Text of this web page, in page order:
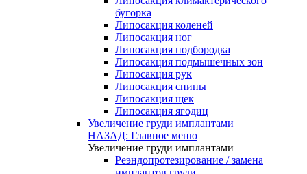
бугорка
Липосакция коленей
Липосакция ног
Липосакция подбородка
Липосакция подмышечных зон
Липосакция рук
Липосакция спины
Липосакция щек
Липосакция ягодиц
Увеличение груди имплантами
НАЗАД: Главное меню
Увеличение груди имплантами
Реэндопротезирование / замена